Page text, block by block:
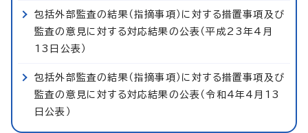
包括外部監査の結果（指摘事項）に対する措置事項及び
監査の意見に対する対応結果の公表（平成23年4月
13日公表）
包括外部監査の結果（指摘事項）に対する措置事項及び
監査の意見に対する対応結果の公表（令和4年4月13
日公表）